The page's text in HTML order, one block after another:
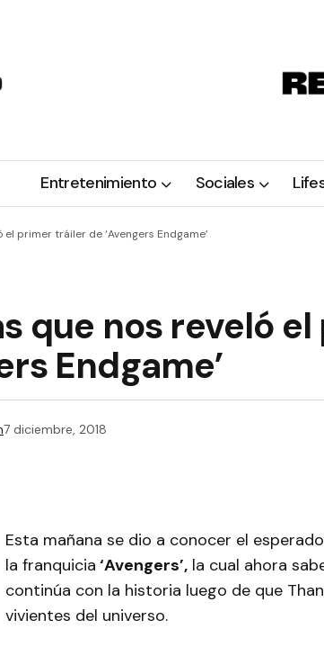
Entretenimiento Sociales
primer tráiler de ‘Avengers Endgame’
que nos reveló
Endgame’
7 diciembre, 2018
Esta mañana se dio a conocer el
la franquicia ‘Avengers’, la cual ahora
continúa con la historia luego de que
vivientes del universo.